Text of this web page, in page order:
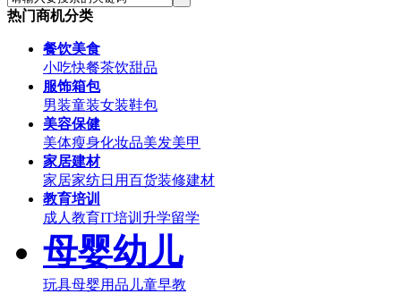
热门商机分类
餐饮美食
小吃快餐茶饮甜品
服饰箱包
男装童装女装鞋包
美容保健
美体瘦身化妆品美发美甲
家居建材
家居家纺日用百货装修建材
教育培训
成人教育IT培训 升学留学
母婴幼儿
玩具母婴用品 儿童早教